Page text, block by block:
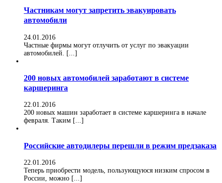
Частникам могут запретить эвакуировать
автомобили
24.01.2016
Частные фирмы могут отлучить от услуг по эвакуации
автомобилей. [...]
200 новых автомобилей заработают в системе
каршеринга
22.01.2016
200 новых машин заработает в системе каршеринга в начале
февраля. Таким [...]
Российские автодилеры перешли в режим предзаказа
22.01.2016
Теперь приобрести модель, пользующуюся низким спросом в
России, можно [...]